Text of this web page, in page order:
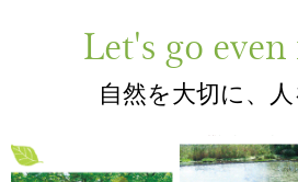
Let's go
自然を大切に、